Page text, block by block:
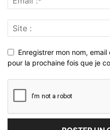
Enregistrer mon nom,
pour la prochaine fois que je